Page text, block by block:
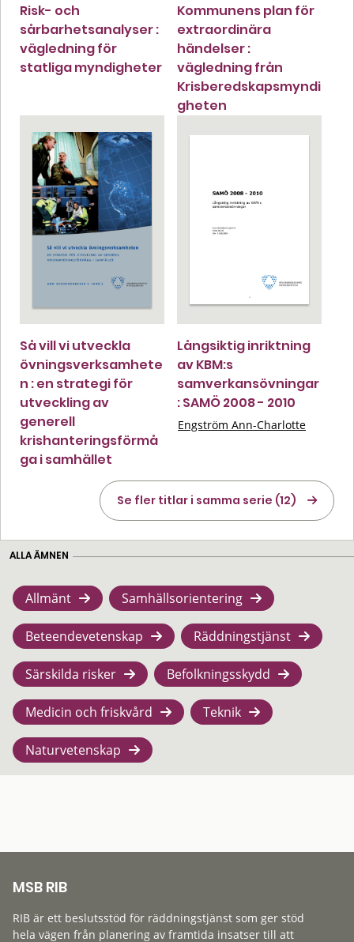
Risk- och
sårbarhetsanalyser :
vägledning för
statliga myndigheter
Kommunens plan för
extraordinära
händelser :
vägledning från
Krisberedskapsmyndi
gheten
Så vill vi utveckla
övningsverksamhete
n : en strategi för
utveckling av
generell
krishanteringsförmå
ga i samhället
Långsiktig inriktning
av KBM:s
samverkansövningar
: SAMÖ 2008 - 2010
Engström Ann-Charlotte
Se fler titlar i samma serie (12)
ALLA ÄMNEN
Allmänt Samhällsorientering
Beteendevetenskap Räddningstjänst
Särskilda risker Befolkningsskydd
Medicin och friskvård Teknik
Naturvetenskap
MSB RIB
RIB är ett beslutsstöd för räddningstjänst som ger stöd
hela vägen från planering av framtida insatser till att